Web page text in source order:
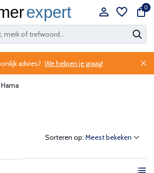
0
advies? We helpen je graag!
Hama
Sorteren op: